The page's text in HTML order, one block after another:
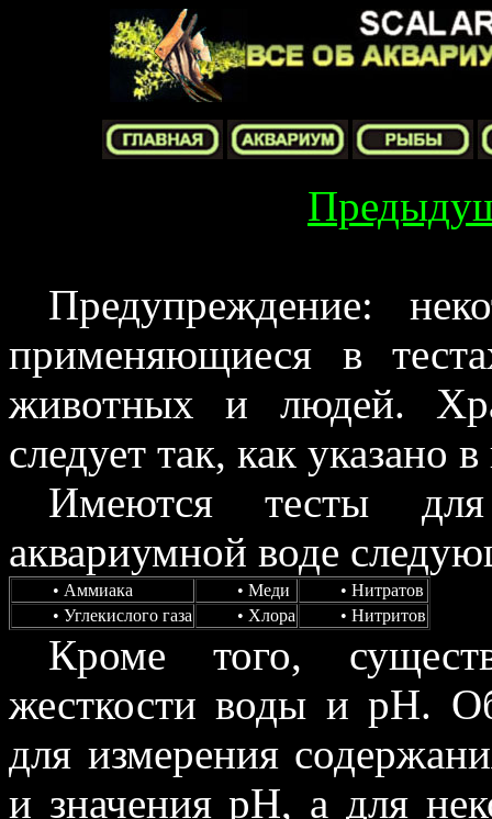
Предупреждение:
применяющиеся в
животных и людей.
следует так, как указано в
Имеются тесты
аквариумной воде
• Аммиака • Меди
• Нитратов
• Углекислого газа
• Хлора • Нитритов
Кроме того,
жесткости воды и рН.
для измерения
и значения рН, а для